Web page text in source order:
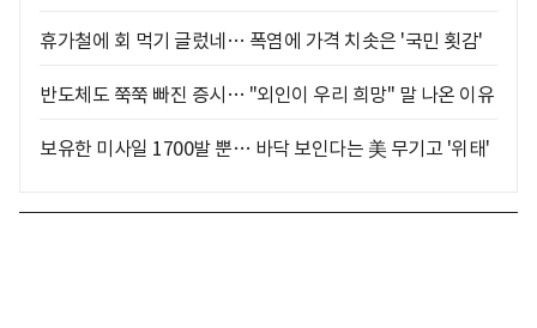
휴가철에 회 먹기 글렀네… 폭염에 가격 치솟은 '국민 횟감'
반도체도 쭉쭉 빠진 증시… "외인이 우리 희망" 말 나온 이유
보유한 미사일 1700발 뿐… 바닥 보인다는 美 무기고 '위태'